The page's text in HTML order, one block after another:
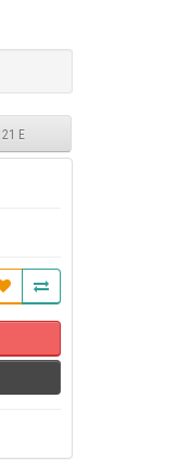
DOKU 121 E